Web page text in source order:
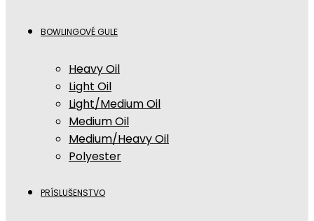
BOWLINGOVÉ GULE
Heavy Oil
Light Oil
Light/Medium Oil
Medium Oil
Medium/Heavy Oil
Polyester
PRÍSLUŠENSTVO